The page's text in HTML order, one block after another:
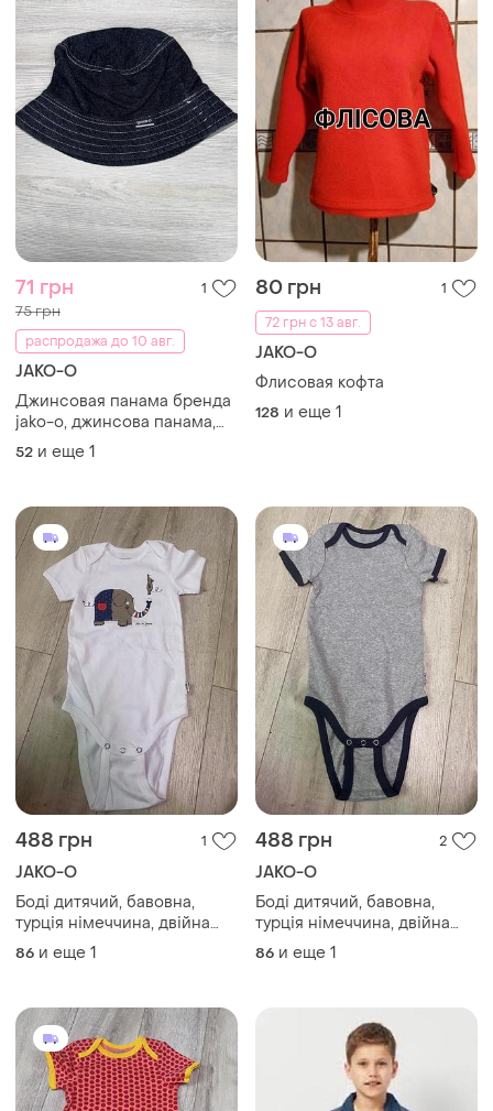
71 грн 1
75 грн
распродажа до 10 авг.
JAKO-O
Джинсовая панама бренда
jako-o, джинсова панама,
джинсовая панамка,
панамка на мальчика,
52 и еще 1
80 грн
1
72 грн с 13 авг.
JAKO-O
Флисовая кофта
128 и еще 1
488 грн 1
JAKO-O
Боді дитячий, бавовна,
турція німеччина, двійна
застібка
86 и еще 1
488 грн 2
JAKO-O
Боді дитячий, бавовна,
турція німеччина, двійна
застібка
86 и еще 1